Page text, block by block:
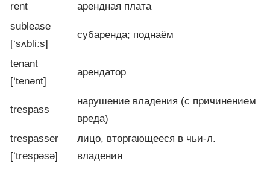
rent
арендная плата
sublease
[‘sʌbliːs]
субаренда; поднаём
tenant
[‘tenənt]
арендатор
trespass
нарушение владения (с причинением
вреда)
trespasser
[‘trespəsə]
лицо, вторгающееся в чьи-л.
владения